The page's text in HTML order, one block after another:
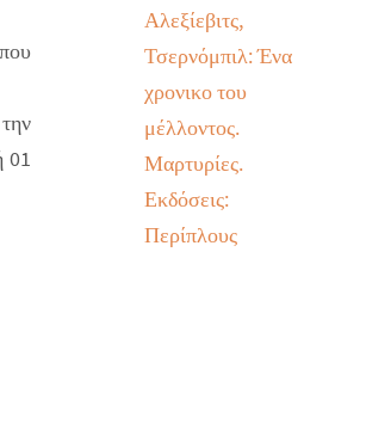
01
Αλεξίεβιτς,
Τσερνόμπιλ: Ένα
χρονικο του
μέλλοντος.
Μαρτυρίες.
Εκδόσεις:
Περίπλους